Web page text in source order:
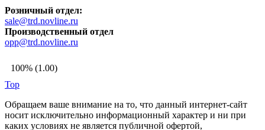
Розничный отдел:
sale@trd.novline.ru
Производственный отдел
opp@trd.novline.ru
100% (1.00)
Top
Обращаем ваше внимание на то, что данный интернет-сайт
носит исключительно информационный характер и ни при
каких условиях не является публичной офертой,